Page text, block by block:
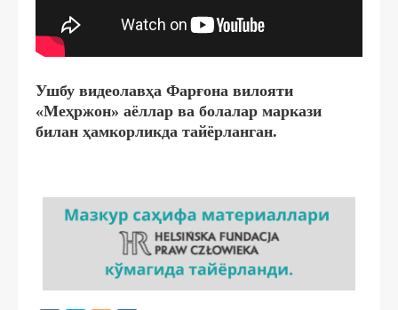
Ушбу видеолавҳа Фарғона вилояти
«Меҳржон» аёллар ва болалар маркази
билан ҳамкорликда тайёрланган.